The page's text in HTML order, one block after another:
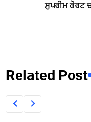
ਸੁਪਰੀਮ ਕੋਰਟ
Related Post